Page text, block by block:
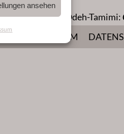
ansehen
Samir Odeh-Tamimi:
Text: Samir Odeh-
IMPRESSUM